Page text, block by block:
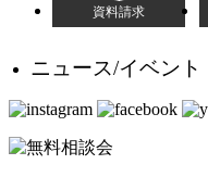
資料請求
ニュース/イベント